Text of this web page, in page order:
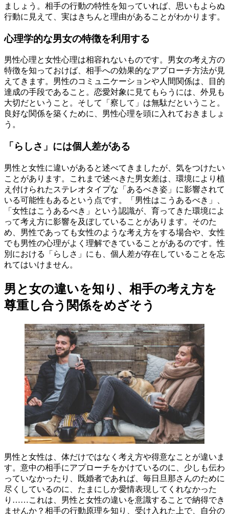
ましょう。相手の行動の特性を知っていれば、思いもよらぬ
行動に見えて、実はきちんと理由があることがわかります。
心理学的な男女の特徴を利用する
男性心理と女性心理は相容れないものです。男女の考え方の
特徴を知っておけば、相手への効果的なアプローチ方法が見
えてきます。男性のコミュニケーションや人間関係は、目的
達成の手段であること。恋愛対象に見てもらうには、外見も
大切だということ。そして「察して」は無駄だということ。
良好な関係を築くために、男性心理を頭に入れておきましょ
う。
「らしさ」には個人差がある
男性と女性に違いがあると述べてきましたが、気をつけたい
ことがあります。これまで述べきた男女差は、環境により植
え付けられたステレオタイプな「あるべき姿」に影響されて
いる可能性もあるという点です。「男性はこうあるべき」、
「女性はこうあるべき」という認識が、育ってきた環境によ
って考え方に影響を及ぼしていることがあります。そのた
め、男性であっても女性のような考え方をする場合や、女性
でも男性の心理がよく理解できていることがあるのです。性
別における「らしさ」にも、個人差が存在していることを忘
れてはいけません。
男と女の違いを知り、相手の考え方を
尊重し合う関係をめざそう
男性と女性は、体だけではなく考え方や得意なことが違いま
す。意中の相手にアプローチをかけているのに、少しも伝わ
っていなかったり、既婚者であれば、毎日旦那さんのために
尽くしているのに、たまにしか愛情表現してくれなかった
り……これは、男性と女性の違いを意識することで納得でき
ませんか？相手の行動原理を知り、受け入れた上で、自分の